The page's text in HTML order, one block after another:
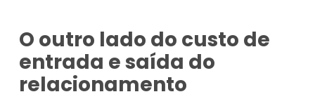
O outro lado do custo de
entrada e saída do
relacionamento